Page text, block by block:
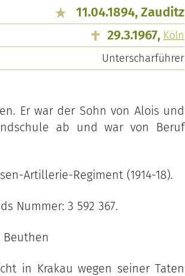
11.04.1894, Zauditz
29.3.1967, Köln
Unterscharführer
Er war der Sohn von Alois und
ab und war von Beruf
Artillerie-Regiment (1914-18).
Nummer: 3 592 367.
Beuthen
in Krakau wegen seiner Taten